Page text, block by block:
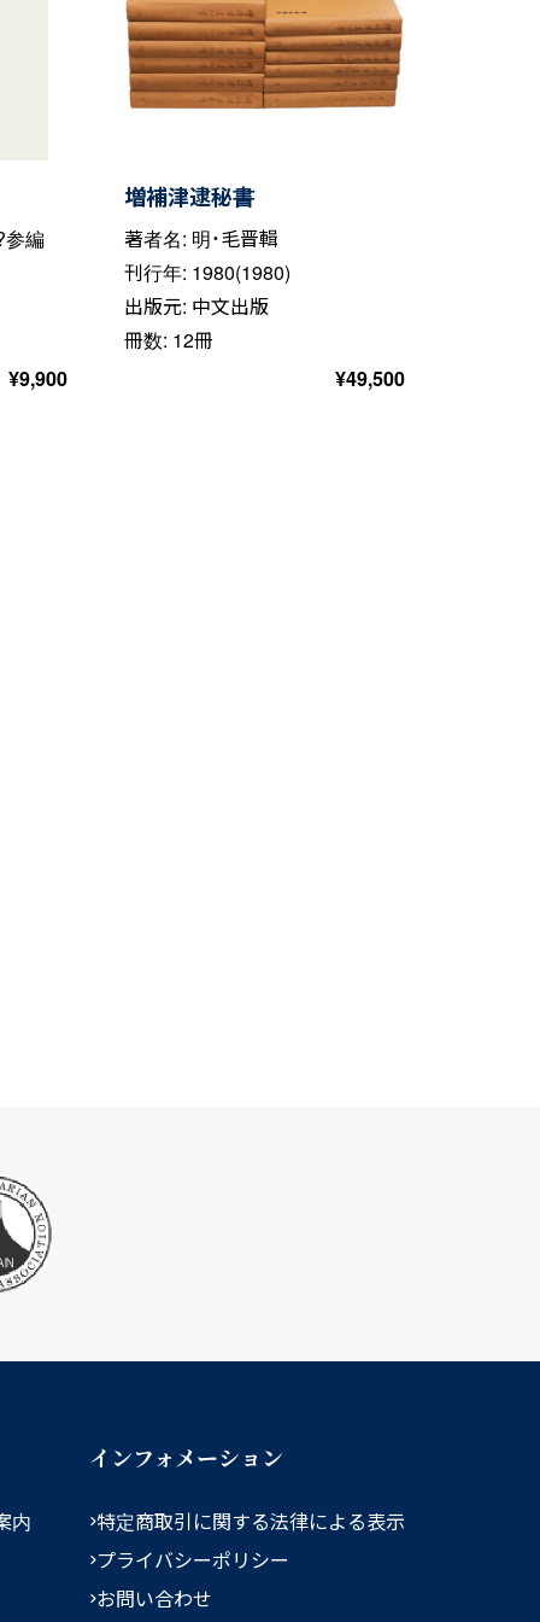
参編
¥9,900
増補津逮秘書
著者名: 明・毛晋輯
刊行年: 1980(1980)
出版元: 中文出版
冊数: 12冊
¥49,500
内
インフォメーション
特定商取引に関する法律による表示
プライバシーポリシー
お問い合わせ